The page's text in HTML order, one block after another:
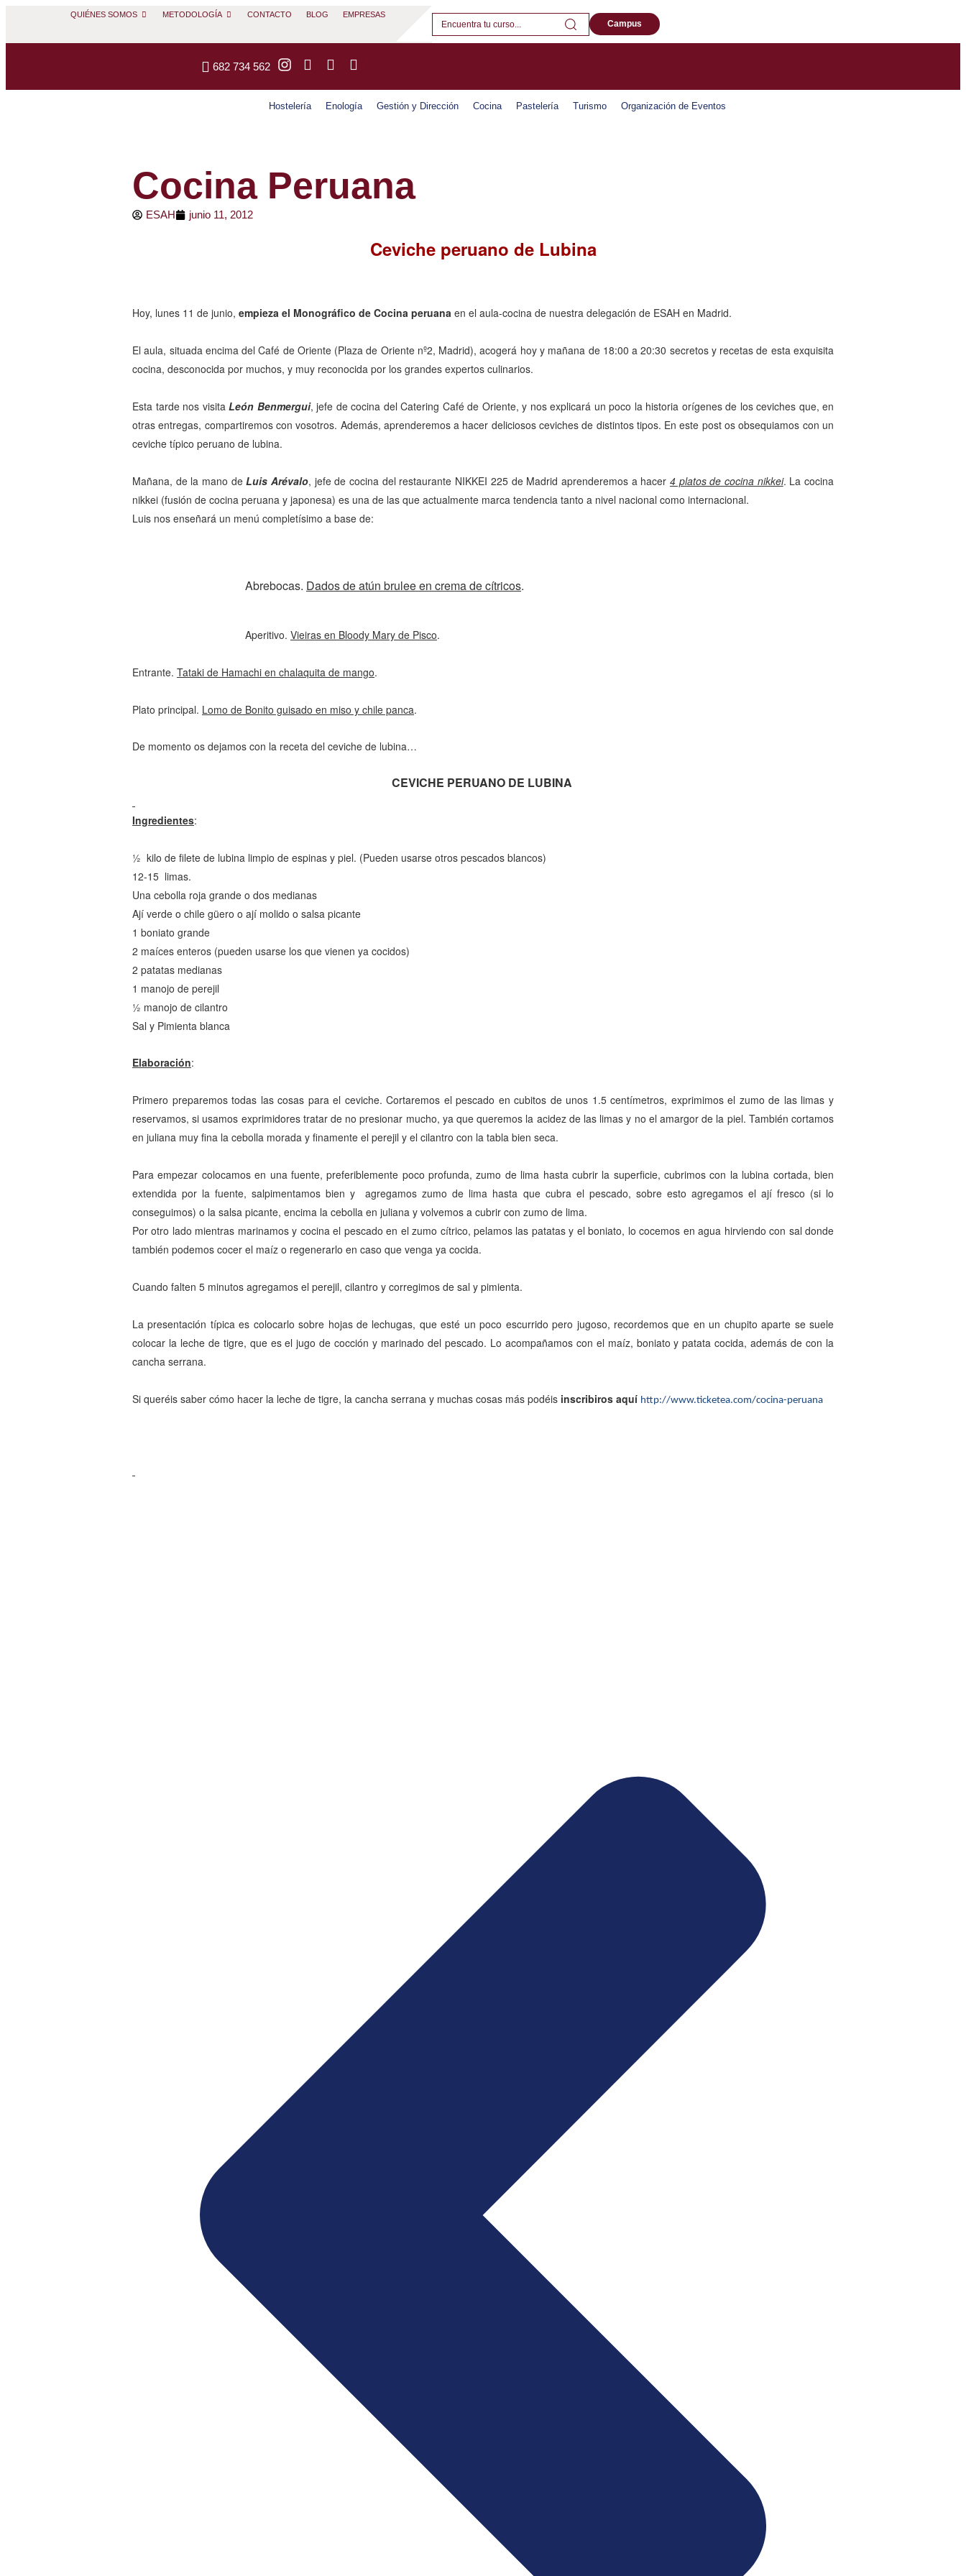
QUIÉNES SOMOS METODOLOGÍA CONTACTO BLOG EMPRESAS
Campus
682 734 562
Hostelería Enología Gestión y Dirección Cocina Pastelería Turismo Organización de Eventos
Cocina Peruana
ESAH junio 11, 2012
Ceviche peruano de Lubina
Hoy, lunes 11 de junio, empieza el Monográfico de Cocina peruana en el aula-cocina de nuestra delegación de ESAH en Madrid.
El aula, situada encima del Café de Oriente (Plaza de Oriente nº2, Madrid), acogerá hoy y mañana de 18:00 a 20:30 secretos y recetas de esta exquisita
cocina, desconocida por muchos, y muy reconocida por los grandes expertos culinarios.
Esta tarde nos visita León Benmergui, jefe de cocina del Catering Café de Oriente, y nos explicará un poco la historia orígenes de los ceviches que, en
otras entregas, compartiremos con vosotros. Además, aprenderemos a hacer deliciosos ceviches de distintos tipos. En este post os obsequiamos con un
ceviche típico peruano de lubina.
Mañana, de la mano deLuis Arévalo, jefe de cocina del restaurante NIKKEI 225 de Madrid aprenderemos a hacer 4 platos de cocina nikkei. La cocina
nikkei (fusión de cocina peruana y japonesa) es una de las que actualmente marca tendencia tanto a nivel nacional como internacional.
Luis nos enseñará un menú completísimo a base de:
Abrebocas. Dados de atún brulee en crema de cítricos.
Aperitivo. Vieiras en Bloody Mary de Pisco.
Entrante. Tataki de Hamachi en chalaquita de mango.
Plato principal. Lomo de Bonito guisado en miso y chile panca.
De momento os dejamos con la receta del ceviche de lubina…
CEVICHE PERUANO DE LUBINA
Ingredientes:
½ kilo de filete de lubina limpio de espinas y piel. (Pueden usarse otros pescados blancos)
12-15 limas.
Una cebolla roja grande o dos medianas
Ají verde o chile güero o ají molido o salsa picante
1 boniato grande
2 maíces enteros (pueden usarse los que vienen ya cocidos)
2 patatas medianas
1 manojo de perejil
½ manojo de cilantro
Sal y Pimienta blanca
Elaboración:
Primero preparemos todas las cosas para el ceviche. Cortaremos el pescado en cubitos de unos 1.5 centímetros, exprimimos el zumo de las limas y
reservamos, si usamos exprimidores tratar de no presionar mucho, ya que queremos la acidez de las limas y no el amargor de la piel. También cortamos
en juliana muy fina la cebolla morada y finamente el perejil y el cilantro con la tabla bien seca.
Para empezar colocamos en una fuente, preferiblemente poco profunda, zumo de lima hasta cubrir la superficie, cubrimos con la lubina cortada, bien
extendida por la fuente, salpimentamos bien y agregamos zumo de lima hasta que cubra el pescado, sobre esto agregamos el ají fresco (si lo
conseguimos) o la salsa picante, encima la cebolla en juliana y volvemos a cubrir con zumo de lima.
Por otro lado mientras marinamos y cocina el pescado en el zumo cítrico, pelamos las patatas y el boniato, lo cocemos en agua hirviendo con sal donde
también podemos cocer el maíz o regenerarlo en caso que venga ya cocida.
Cuando falten 5 minutos agregamos el perejil, cilantro y corregimos de sal y pimienta.
La presentación típica es colocarlo sobre hojas de lechugas, que esté un poco escurrido pero jugoso, recordemos que en un chupito aparte se suele
colocar la leche de tigre, que es el jugo de cocción y marinado del pescado. Lo acompañamos con el maíz, boniato y patata cocida, además de con la
cancha serrana.
Si queréis saber cómo hacer la leche de tigre, la cancha serrana y muchas cosas más podéis inscribiros aquí http://www.ticketea.com/cocina-peruana